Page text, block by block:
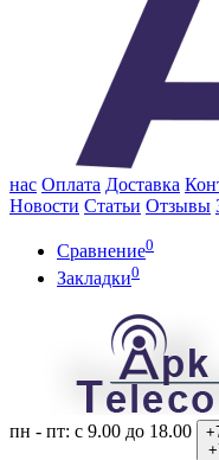
нас Оплата Доставка
Новости Статьи Отзывы
Сравнение0
Закладки0
пн - пт: с 9.00 до 18.00